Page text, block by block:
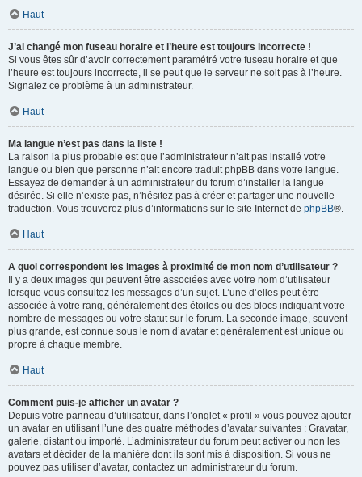
Haut
J’ai changé mon fuseau horaire et l’heure est toujours incorrecte !
Si vous êtes sûr d’avoir correctement paramétré votre fuseau horaire et que
l’heure est toujours incorrecte, il se peut que le serveur ne soit pas à l’heure.
Signalez ce problème à un administrateur.
Haut
Ma langue n’est pas dans la liste !
La raison la plus probable est que l’administrateur n’ait pas installé votre
langue ou bien que personne n’ait encore traduit phpBB dans votre langue.
Essayez de demander à un administrateur du forum d’installer la langue
désirée. Si elle n’existe pas, n’hésitez pas à créer et partager une nouvelle
traduction. Vous trouverez plus d’informations sur le site Internet de phpBB®.
Haut
A quoi correspondent les images à proximité de mon nom d’utilisateur ?
Il y a deux images qui peuvent être associées avec votre nom d’utilisateur
lorsque vous consultez les messages d’un sujet. L’une d’elles peut être
associée à votre rang, généralement des étoiles ou des blocs indiquant votre
nombre de messages ou votre statut sur le forum. La seconde image, souvent
plus grande, est connue sous le nom d’avatar et généralement est unique ou
propre à chaque membre.
Haut
Comment puis-je afficher un avatar ?
Depuis votre panneau d’utilisateur, dans l’onglet « profil » vous pouvez ajouter
un avatar en utilisant l’une des quatre méthodes d’avatar suivantes : Gravatar,
galerie, distant ou importé. L’administrateur du forum peut activer ou non les
avatars et décider de la manière dont ils sont mis à disposition. Si vous ne
pouvez pas utiliser d’avatar, contactez un administrateur du forum.